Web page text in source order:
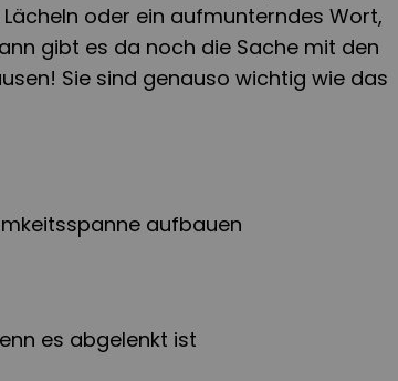
oder ein aufmunterndes Wort,
gibt es da noch die Sache mit den
Sie sind genauso wichtig wie das
aufbauen
es abgelenkt ist